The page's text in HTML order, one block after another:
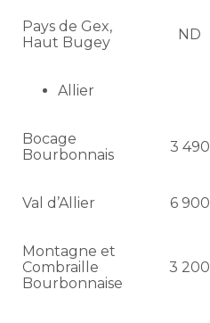
Pays de Gex,
Haut Bugey
ND
Allier
Bocage
Bourbonnais
3 490
Val d’Allier 6 900
Montagne et
Combraille
Bourbonnaise
3 200